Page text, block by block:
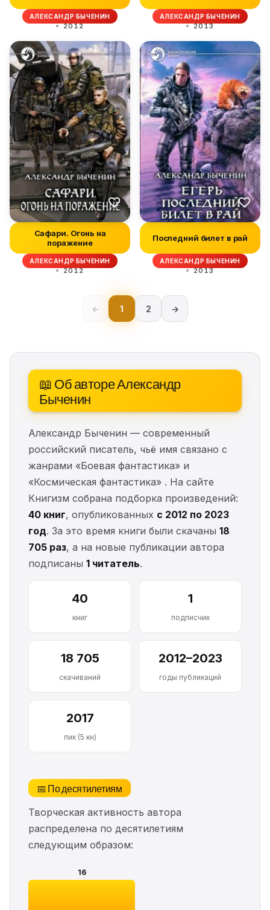
АЛЕКСАНДР БЫЧЕНИН
2012
АЛЕКСАНДР БЫЧЕНИН
2013
Сафари. Огонь на
поражение
АЛЕКСАНДР БЫЧЕНИН
2012
Последний билет в рай
АЛЕКСАНДР БЫЧЕНИН
2013
← 1 2 →
📖 Об авторе Александр
Быченин
Александр Быченин — современный
российский писатель, чьё имя связано с
жанрами «Боевая фантастика» и
«Космическая фантастика» . На сайте
Книгизм собрана подборка произведений:
40 книг, опубликованных с 2012 по 2023
год. За это время книги были скачаны 18
705 раз, а на новые публикации автора
подписаны 1 читатель.
40
книг
1
подписчик
18 705
скачиваний
2012–2023
годы публикаций
2017
пик (5 кн)
📅 По десятилетиям
Творческая активность автора
распределена по десятилетиям
следующим образом:
16